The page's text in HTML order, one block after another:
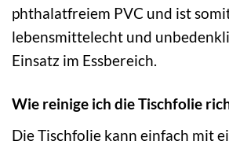
phthalatfreiem PVC und ist
lebensmittelecht und
Einsatz im Essbereich.
Wie reinige ich die Tischfolie
Die Tischfolie kann einfach mit